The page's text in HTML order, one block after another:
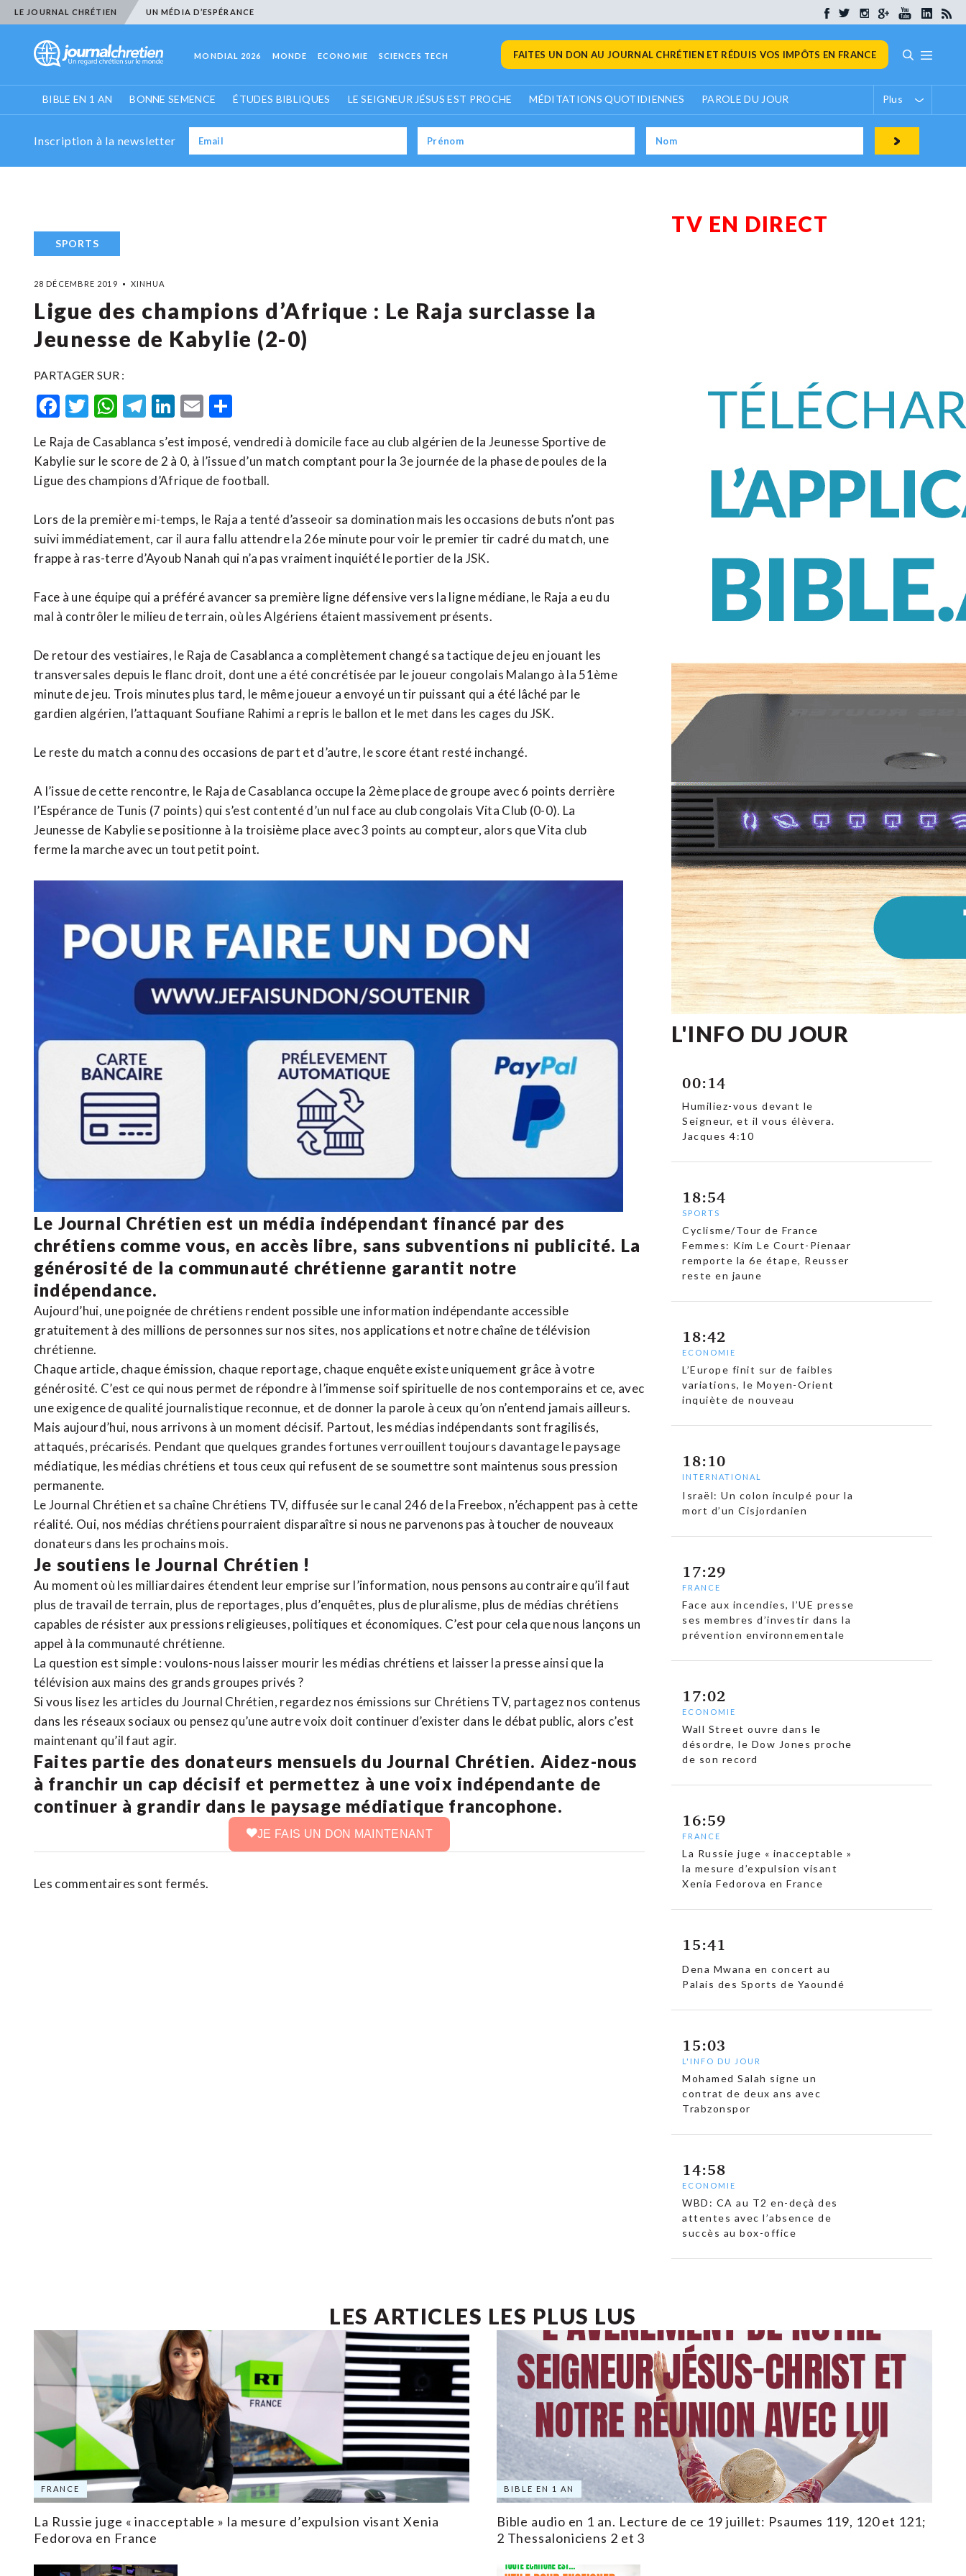
LE JOURNAL CHRÉTIEN UN MÉDIA D’ESPÉRANCE
MONDIAL 2026 MONDE ECONOMIE SCIENCES TECH FAITES UN DON AU JOURNAL CHRÉTIEN ET RÉDUIS VOS IMPÔTS EN FRANCE
BIBLE EN 1 AN BONNE SEMENCE ÉTUDES BIBLIQUES LE SEIGNEUR JÉSUS EST PROCHE MÉDITATIONS QUOTIDIENNES PAROLE DU JOUR Plus
Inscription à la newsletter
SPORTS
28 DÉCEMBRE 2019 XINHUA
Ligue des champions d’Afrique : Le Raja surclasse la
Jeunesse de Kabylie (2-0)
PARTAGER SUR :
Facebook
Twitter
WhatsApp
Telegram
LinkedIn
Email
Le Raja de Casablanca s’est imposé, vendredi à domicile face au club algérien de la Jeunesse Sportive de
Kabylie sur le score de 2 à 0, à l’issue d’un match comptant pour la 3e journée de la phase de poules de la
Ligue des champions d’Afrique de football.
Lors de la première mi-temps, le Raja a tenté d’asseoir sa domination mais les occasions de buts n’ont pas
suivi immédiatement, car il aura fallu attendre la 26e minute pour voir le premier tir cadré du match, une
frappe à ras-terre d’Ayoub Nanah qui n’a pas vraiment inquiété le portier de la JSK.
Face à une équipe qui a préféré avancer sa première ligne défensive vers la ligne médiane, le Raja a eu du
mal à contrôler le milieu de terrain, où les Algériens étaient massivement présents.
De retour des vestiaires, le Raja de Casablanca a complètement changé sa tactique de jeu en jouant les
transversales depuis le flanc droit, dont une a été concrétisée par le joueur congolais Malango à la 51ème
minute de jeu. Trois minutes plus tard, le même joueur a envoyé un tir puissant qui a été lâché par le
gardien algérien, l’attaquant Soufiane Rahimi a repris le ballon et le met dans les cages du JSK.
Le reste du match a connu des occasions de part et d’autre, le score étant resté inchangé.
A l’issue de cette rencontre, le Raja de Casablanca occupe la 2ème place de groupe avec 6 points derrière
l’Espérance de Tunis (7 points) qui s’est contenté d’un nul face au club congolais Vita Club (0-0). La
Jeunesse de Kabylie se positionne à la troisième place avec 3 points au compteur, alors que Vita club
ferme la marche avec un tout petit point.
Le Journal Chrétien est un média indépendant financé par des
chrétiens comme vous, en accès libre, sans subventions ni publicité. La
générosité de la communauté chrétienne garantit notre
indépendance.
Aujourd’hui, une poignée de chrétiens rendent possible une information indépendante accessible
gratuitement à des millions de personnes sur nos sites, nos applications et notrechaîne de télévision
chrétienne.
Chaque article, chaque émission, chaque reportage, chaque enquête existe uniquement grâce à votre
générosité. C’est ce qui nous permet de répondre à l’immense soif spirituelle de nos contemporains et ce, avec
une exigence de qualité journalistique reconnue, et de donner la parole à ceux qu’on n’entend jamais ailleurs.
Mais aujourd’hui, nous arrivons à un moment décisif. Partout, les médias indépendants sont fragilisés,
attaqués, précarisés. Pendant que quelques grandes fortunes verrouillent toujours davantage le paysage
médiatique, les médias chrétiens et tous ceux qui refusent de se soumettre sont maintenus sous pression
permanente.
Le Journal Chrétien et sa chaîne Chrétiens TV, diffusée sur le canal 246 de la Freebox, n’échappent pas à cette
réalité. Oui, nos médias chrétiens pourraient disparaître si nous ne parvenons pas à toucher de nouveaux
donateurs dans les prochains mois.
Je soutiens le Journal Chrétien !
Au moment où les milliardaires étendent leur emprise sur l’information, nous pensons au contraire qu’il faut
plus de travail de terrain, plus de reportages, plus d’enquêtes, plus de pluralisme, plus de médias chrétiens
capables de résister aux pressions religieuses, politiques et économiques. C’est pour cela que nous lançons un
appel à la communauté chrétienne.
La question est simple : voulons-nous laisser mourir les médias chrétiens et laisser la presse ainsi que la
télévision aux mains des grands groupes privés ?
Si vous lisez les articles du Journal Chrétien, regardez nos émissions sur Chrétiens TV, partagez nos contenus
dans les réseaux sociaux ou pensez qu’une autre voix doit continuer d’exister dans le débat public, alors c’est
maintenant qu’il faut agir.
Faites partie des donateurs mensuels du Journal Chrétien. Aidez-nous
à franchir un cap décisif et permettez à une voix indépendante de
continuer à grandir dans le paysage médiatique francophone.
JE FAIS UN DON MAINTENANT
Les commentaires sont fermés.
TV EN DIRECT
L'INFO DU JOUR
00:14
Humiliez-vous devant le
Seigneur, et il vous élèvera.
Jacques 4:10
18:54
SPORTS
Cyclisme/Tour de France
Femmes: Kim Le Court-Pienaar
remporte la 6e étape, Reusser
reste en jaune
18:42
ECONOMIE
L’Europe finit sur de faibles
variations, le Moyen-Orient
inquiète de nouveau
18:10
INTERNATIONAL
Israël: Un colon inculpé pour la
mort d’un Cisjordanien
17:29
FRANCE
Face aux incendies, l’UE presse
ses membres d’investir dans la
prévention environnementale
17:02
ECONOMIE
Wall Street ouvre dans le
désordre, le Dow Jones proche
de son record
16:59
FRANCE
La Russie juge « inacceptable »
la mesure d’expulsion visant
Xenia Fedorova en France
15:41
Dena Mwana en concert au
Palais des Sports de Yaoundé
15:03
L'INFO DU JOUR
Mohamed Salah signe un
contrat de deux ans avec
Trabzonspor
14:58
ECONOMIE
WBD: CA au T2 en-deçà des
attentes avec l’absence de
succès au box-office
LES ARTICLES LES PLUS LUS
FRANCE
La Russie juge « inacceptable » la mesure d’expulsion visant Xenia
Fedorova en France
BIBLE EN 1 AN
Bible audio en 1 an. Lecture de ce 19 juillet: Psaumes 119, 120 et 121;
2 Thessaloniciens 2 et 3